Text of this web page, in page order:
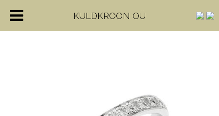
KULDKROON OÜ